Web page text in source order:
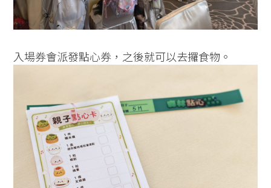
入場券會派發點心券，之後就可以去攞食物。